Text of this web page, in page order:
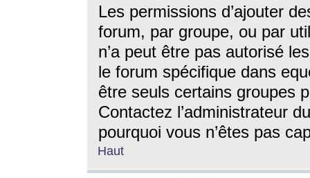
Les permissions d’ajouter
forum, par groupe, ou par
n’a peut être pas autorisé
le forum spécifique dans
être seuls certains groupes
Contactez l’administrateur
pourquoi vous n’êtes pas
Haut